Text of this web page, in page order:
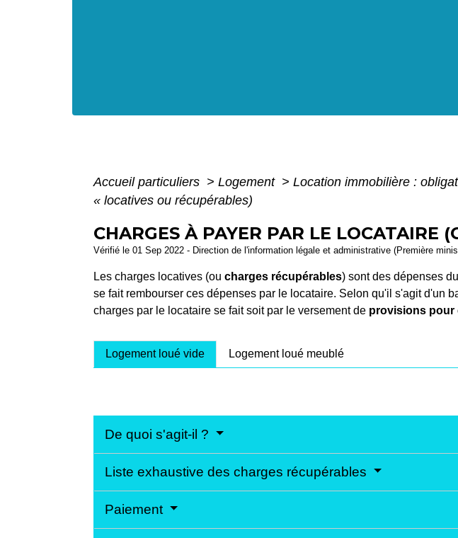
Accueil particuliers > Logement > Location immobilière :
« locatives ou récupérables)
CHARGES À PAYER PAR LE LOCATAIRE
Vérifié le 01 Sep 2022 - Direction de l'information légale et administrative (Première
Les charges locatives (ou charges récupérables) sont des dépenses
se fait rembourser ces dépenses par le locataire. Selon qu'il s'agit d'un
charges par le locataire se fait soit par le versement de provisions pour
Logement loué vide Logement loué meublé
De quoi s'agit-il ?
Liste exhaustive des charges récupérables
Paiement